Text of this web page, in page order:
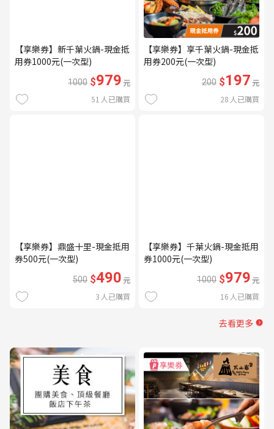
【享樂券】新千葉火鍋-現金抵
用券1000元(一次型)
1000 $979元
51 人已購買
【享樂券】享千葉火鍋-現金抵
用券200元(一次型)
200 $197元
28 人已購買
【享樂券】鼎盛十里-現金抵用
券500元(一次型)
500 $490元
3 人已購買
【享樂券】千葉火鍋-現金抵用
券1000元(一次型)
1000 $979元
16 人已購買
去看更多